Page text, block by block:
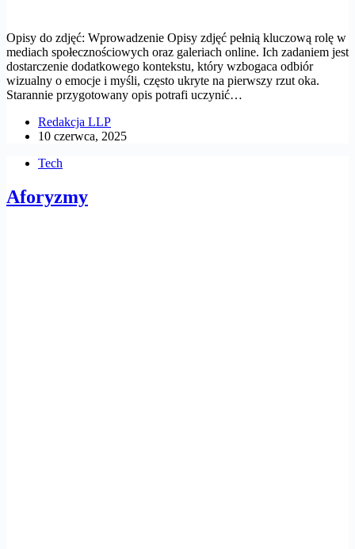
Opisy do zdjęć: Wprowadzenie Opisy zdjęć pełnią kluczową rolę w
mediach społecznościowych oraz galeriach online. Ich zadaniem jest
dostarczenie dodatkowego kontekstu, który wzbogaca odbiór
wizualny o emocje i myśli, często ukryte na pierwszy rzut oka.
Starannie przygotowany opis potrafi uczynić…
Redakcja LLP
10 czerwca, 2025
Tech
Aforyzmy